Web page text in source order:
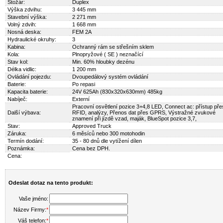
Stožár:
Duplex
Výška zdvihu:
3 445 mm
Stavební výška:
2 271 mm
Volný zdvih:
1 668 mm
Nosná deska:
FEM 2A
Hydraulické okruhy:
3
Kabina:
Ochranný rám se střešním sklem
Kola:
Plnopryžové ( SE ) neznačící
Stav kol:
Min. 60% hloubky dezénu
Délka vidlic:
1 200 mm
Ovládání pojezdu:
Dvoupedálový systém ovládání
Baterie:
Po repasi
Kapacita baterie:
24V 625Ah (830x320x630mm) 485kg
Nabíječ:
Externí
Další výbava:
Pracovní osvětlení pozice 3+4,8 LED, Connect ac: přístup
RFID, analýzy, Přenos dat přes GPRS, Výstražné zvukové
znamení při jízdě vzad, maják, BlueSpot pozice 3,7,
Stav:
Approved Truck
Záruka:
6 měsíců nebo 300 motohodin
Termín dodání:
35 - 80 dnů dle vytížení dílen
Poznámka:
Cena bez DPH.
Cena:
Odeslat dotaz na tento produkt:
Vaše jméno:
Název Firmy:*
Váš telefon:*